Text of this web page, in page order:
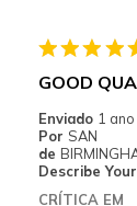
View On
GOOD
Enviado 1
Por SAN
de
Describe
CRÍTICA EM